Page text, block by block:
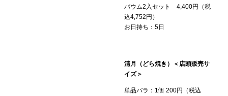
バウム2入セット 4,400円（税
込4,752円）
お日持ち：5日
清月（どら焼き）＜店頭販売サ
イズ＞
単品バラ：1個 200円（税込